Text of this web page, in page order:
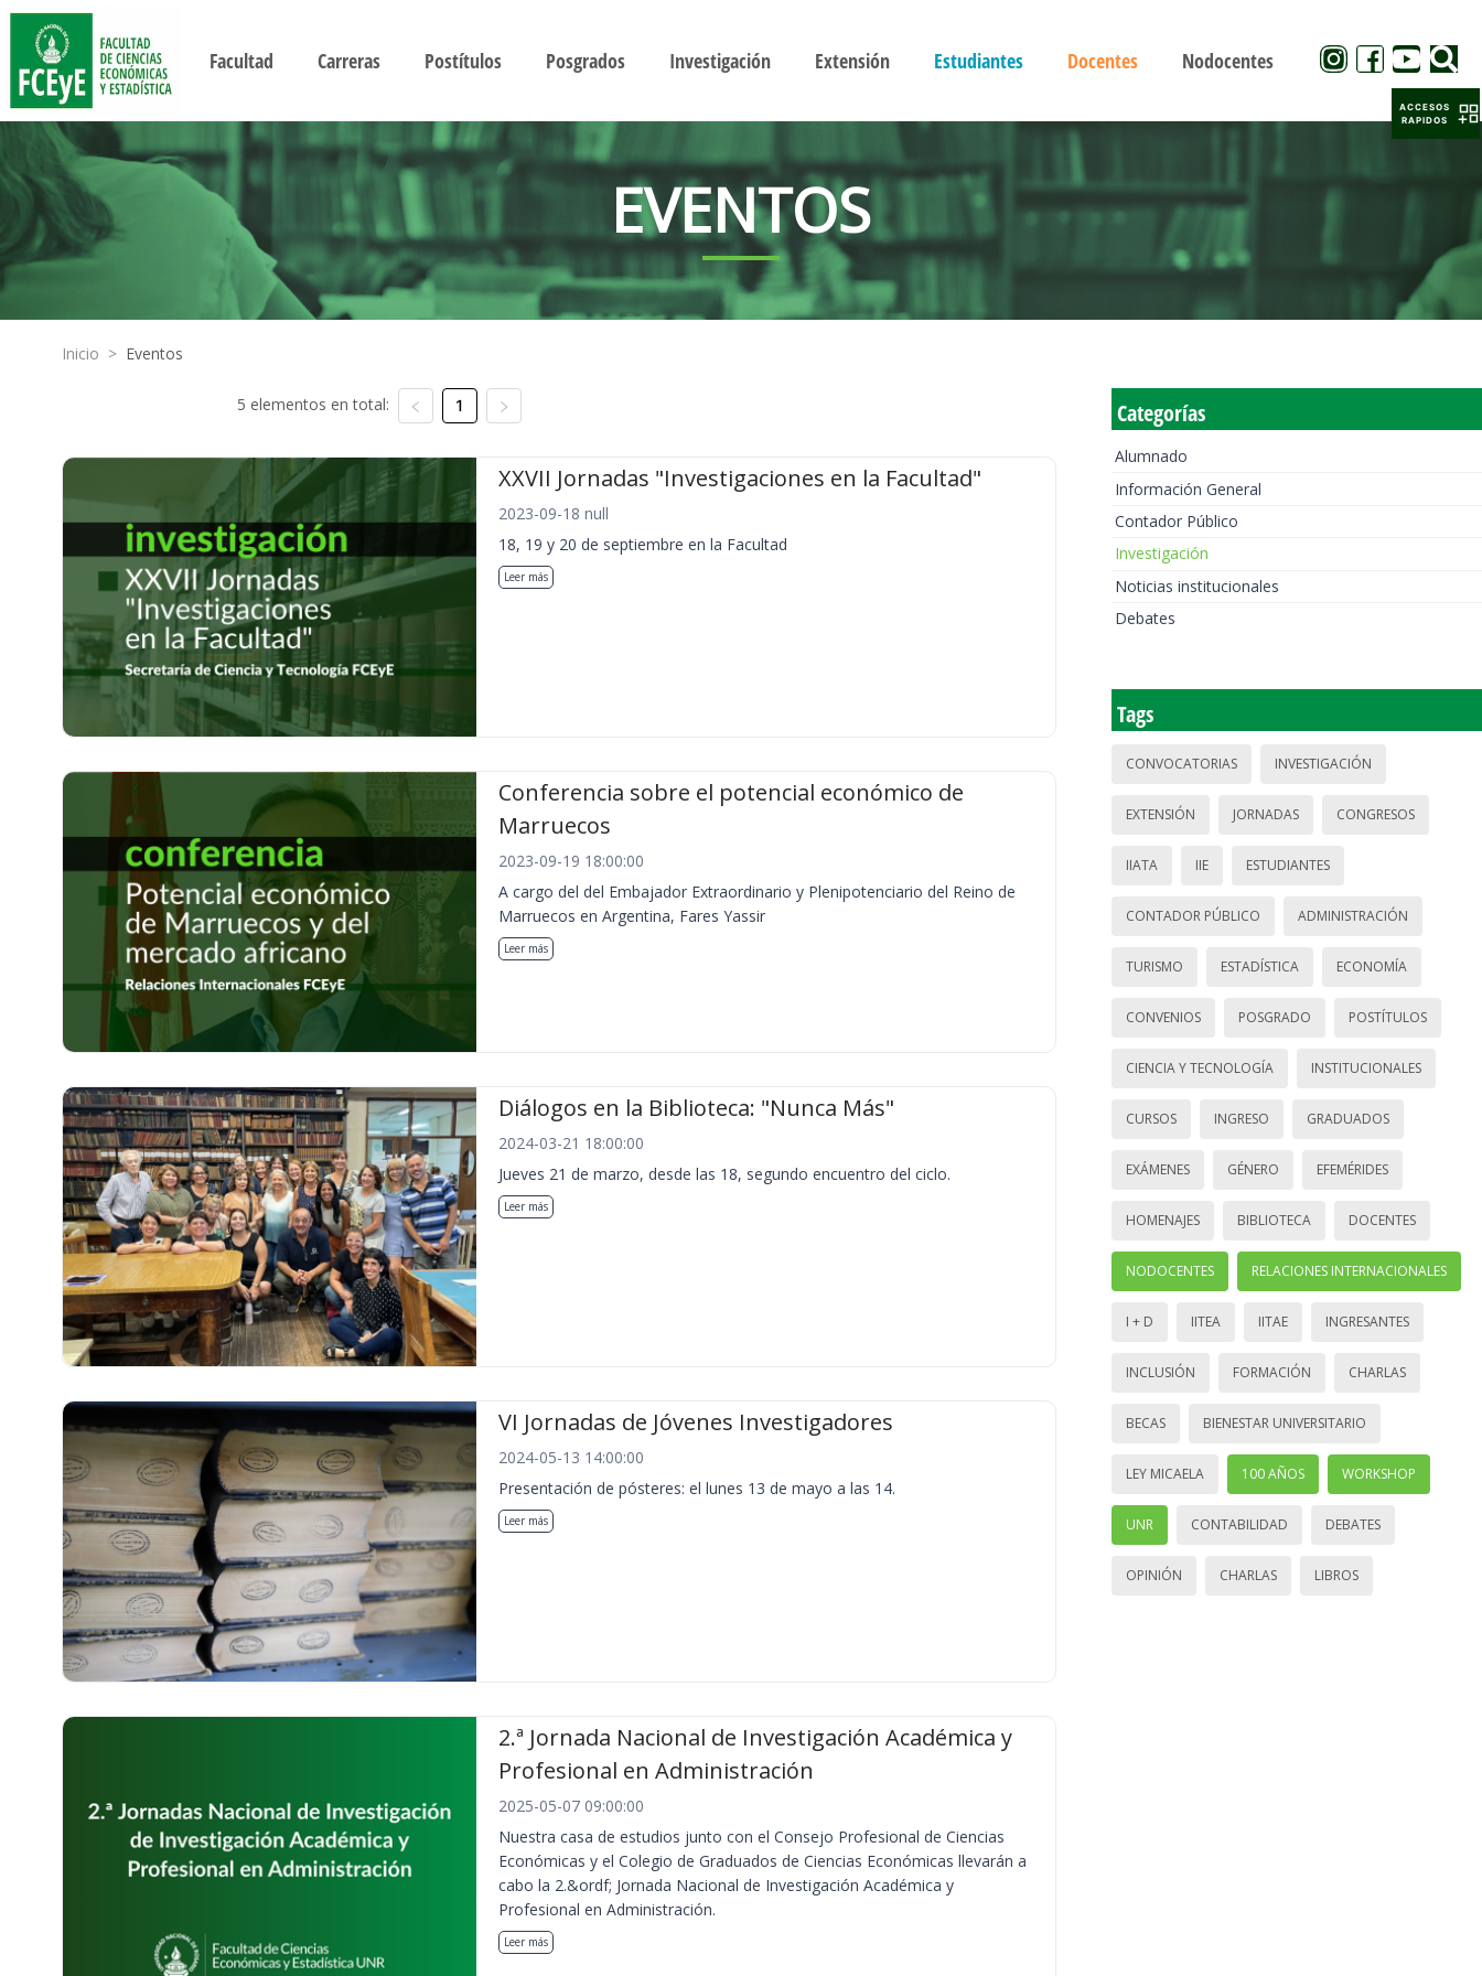
Facultad Carreras Postítulos Posgrados Investigación Extensión Estudiantes Docentes Nodocentes
EVENTOS
Inicio > Eventos
5 elementos en total: 1
XXVII Jornadas "Investigaciones en la Facultad"
2023-09-18 null
18, 19 y 20 de septiembre en la Facultad
Leer más
Conferencia sobre el potencial económico de
Marruecos
2023-09-19 18:00:00
A cargo del del Embajador Extraordinario y Plenipotenciario del Reino de
Marruecos en Argentina, Fares Yassir
Leer más
Diálogos en la Biblioteca: "Nunca Más"
2024-03-21 18:00:00
Jueves 21 de marzo, desde las 18, segundo encuentro del ciclo.
Leer más
VI Jornadas de Jóvenes Investigadores
2024-05-13 14:00:00
Presentación de pósteres: el lunes 13 de mayo a las 14.
Leer más
2.ª Jornada Nacional de Investigación Académica y
Profesional en Administración
2025-05-07 09:00:00
Nuestra casa de estudios junto con el Consejo Profesional de Ciencias
Económicas y el Colegio de Graduados de Ciencias Económicas llevarán a
cabo la 2.&ordf; Jornada Nacional de Investigación Académica y
Profesional en Administración.
Leer más
Categorías
Alumnado
Información General
Contador Público
Investigación
Noticias institucionales
Debates
Tags
CONVOCATORIAS INVESTIGACIÓN
EXTENSIÓN JORNADAS CONGRESOS
IIATA IIE ESTUDIANTES
CONTADOR PÚBLICO ADMINISTRACIÓN
TURISMO ESTADÍSTICA ECONOMÍA
CONVENIOS POSGRADO POSTÍTULOS
CIENCIA Y TECNOLOGÍA INSTITUCIONALES
CURSOS INGRESO GRADUADOS
EXÁMENES GÉNERO EFEMÉRIDES
HOMENAJES BIBLIOTECA DOCENTES
NODOCENTES RELACIONES INTERNACIONALES
I + D IITEA IITAE INGRESANTES
INCLUSIÓN FORMACIÓN CHARLAS
BECAS BIENESTAR UNIVERSITARIO
LEY MICAELA 100 AÑOS WORKSHOP
UNR CONTABILIDAD DEBATES
OPINIÓN CHARLAS LIBROS
ACCESOS
RAPIDOS